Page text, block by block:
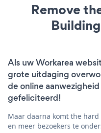
Remove
Als uw Workarea
grote uitdaging
de online
gefeliciteerd!
Maar daarna komt the
en meer bezoekers te